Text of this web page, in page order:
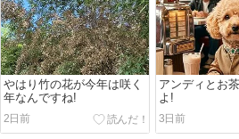
やはり竹の花が今年は咲く
年なんですね!
2日前
アンディとお
よ!
3日前